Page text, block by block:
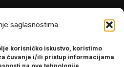
saglasnostima
korisničko iskustvo, koristimo
čuvanje i/ili pristup informacijama